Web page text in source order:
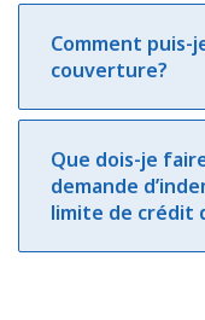
Comment puis-
couverture?
Que dois-je
demande
limite de crédit